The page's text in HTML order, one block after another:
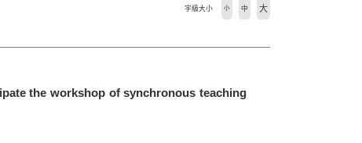
字級大小 小 中 大
the workshop of synchronous teaching